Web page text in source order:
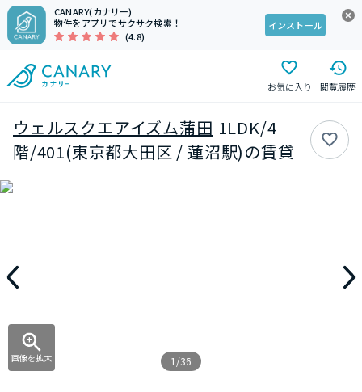
CANARY(カナリー)
物件をアプリでサクサク検索！
(4.8)
インストール
お気に入り 閲覧履歴
ウェルスクエアイズム蒲田 1LDK/4
階/401(東京都大田区 / 蓮沼駅)の賃貸
画像を拡大 1/36